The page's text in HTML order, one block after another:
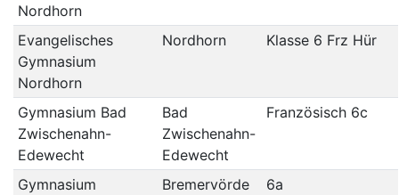
Nordhorn
Evangelisches
Gymnasium
Nordhorn
Nordhorn Klasse 6 Frz Hür
Gymnasium Bad
Zwischenahn-
Edewecht
Bad
Zwischenahn-
Edewecht
Französisch 6c
Gymnasium
Bremervörde 6a